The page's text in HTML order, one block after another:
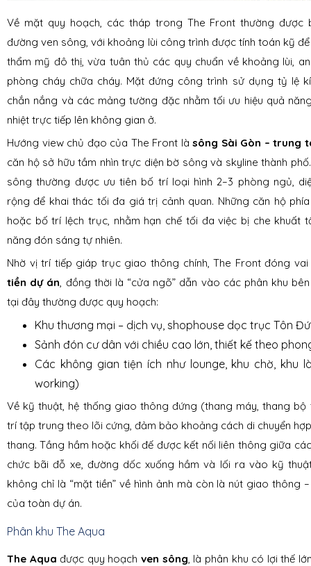
Về mặt quy hoạch, các tháp trong The Front thường
đường ven sông, với khoảng lùi công trình được tính toán kỹ
thẩm mỹ đô thị, vừa tuân thủ các quy chuẩn về khoảng lùi,
phòng cháy chữa cháy. Mặt đứng công trình sử dụng tỷ lệ
chắn nắng và các mảng tường đặc nhằm tối ưu hiệu quả
nhiệt trực tiếp lên không gian ở.
Hướng view chủ đạo của The Front làsông Sài Gòn – trung
căn hộ sở hữu tầm nhìn trực diện bờ sông và skyline thành
sông thường được ưu tiên bố trí loại hình 2–3 phòng ngủ,
rộng để khai thác tối đa giá trị cảnh quan. Những căn hộ
hoặc bố trí lệch trục, nhằm hạn chế tối đa việc bị che khuất
năng đón sáng tự nhiên.
Nhờ vị trí tiếp giáp trục giao thông chính, The Front đóng
tiền dự án, đồng thời là “cửa ngõ” dẫn vào các phân khu
tại đây thường được quy hoạch:
Khu thương mại – dịch vụ, shophouse dọc trục Tôn
Sảnh đón cư dân với chiều cao lớn, thiết kế theo
Các không gian tiện ích như lounge, khu chờ, khu
working)
Về kỹ thuật, hệ thống giao thông đứng (thang máy, thang
trí tập trung theo lõi cứng, đảm bảo khoảng cách di chuyển
thang. Tầng hầm hoặc khối đế được kết nối liên thông giữa
chức bãi đỗ xe, đường dốc xuống hầm và lối ra vào kỹ
không chỉ là “mặt tiền” về hình ảnh mà còn là nút giao thông
của toàn dự án.
Phân khu The Aqua
The Aqua được quy hoạchven sông, là phân khu có lợi thế